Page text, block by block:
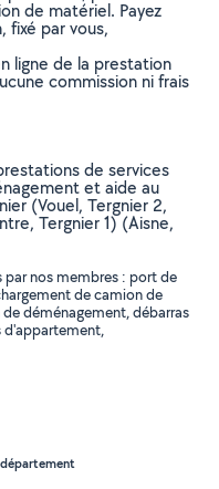
de matériel. Payez
fixé par vous,
ligne de la prestation
commission ni frais
de services
et aide au
(Vouel, Tergnier 2,
Tergnier 1) (Aisne,
par nos membres : port de
de camion de
déménagement, débarras
d'appartement,